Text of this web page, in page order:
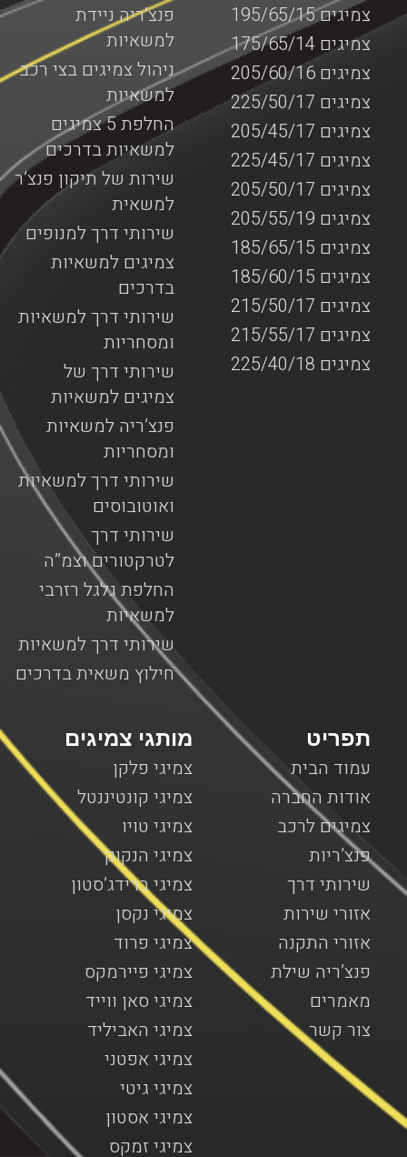
פנצ’ריה ניידת
למשאיות
ניהול צמיגים בצי רכב
למשאיות
החלפת 5 צמיגים
למשאיות בדרכים
שירות של תיקון פנצ’ר
למשאית
שירותי דרך למנופים
צמיגים למשאיות
בדרכים
שירותי דרך למשאיות
ומסחריות
שירותי דרך של
צמיגים למשאיות
פנצ’ריה למשאיות
ומסחריות
שירותי דרך למשאיות
ואוטובוסים
שירותי דרך
לטרקטורים וצמ”ה
החלפת גלגל רזרבי
למשאיות
שירותי דרך למשאיות
חילוץ משאית בדרכים
צמיגים 195/65/15
צמיגים 175/65/14
צמיגים 205/60/16
צמיגים 225/50/17
צמיגים 205/45/17
צמיגים 225/45/17
צמיגים 205/50/17
צמיגים 205/55/19
צמיגים 185/65/15
צמיגים 185/60/15
צמיגים 215/50/17
צמיגים 215/55/17
צמיגים 225/40/18
מותגי צמיגים
צמיגי פלקן
צמיגי קונטיננטל
צמיגי טויו
צמיגי הנקוק
צמיגי ברידג’סטון
צמיגי נקסן
צמיגי פרוד
צמיגי פיירמקס
צמיגי סאן ווייד
צמיגי האביליד
צמיגי אפטני
צמיגי גיטי
צמיגי אסטון
צמיגי זמקס
תפריט
עמוד הבית
אודות החברה
צמיגים לרכב
פנצ’ריות
שירותי דרך
אזורי שירות
אזורי התקנה
פנצ’ריה שילת
מאמרים
צור קשר